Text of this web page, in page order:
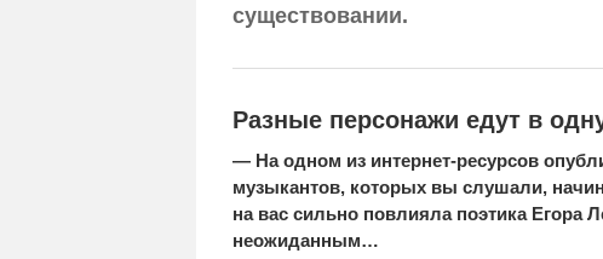
существовании.
Разные персонажи едут в
— На одном из интернет-ресурсов
музыкантов, которых вы слушали,
на вас сильно повлияла поэтика Егора
неожиданным…